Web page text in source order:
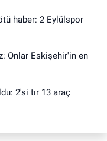
haber: 2 Eylülspor
Onlar Eskişehir'in en
2'si tır 13 araç